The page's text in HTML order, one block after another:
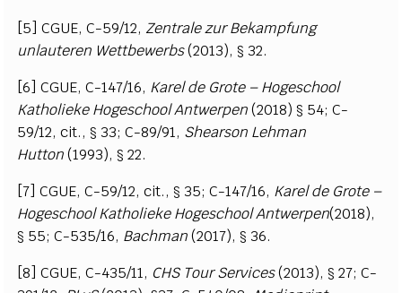
[5] CGUE, C-59/12, Zentrale zur Bekampfung
unlauteren Wettbewerbs(2013), § 32.
[6] CGUE, C-147/16, Karel de Grote – Hogeschool
Katholieke Hogeschool Antwerpen(2018) § 54; C-
59/12, cit., § 33; C-89/91, Shearson Lehman
Hutton(1993), § 22.
[7] CGUE, C-59/12, cit., § 35; C-147/16, Karel de Grote –
Hogeschool Katholieke Hogeschool Antwerpen(2018),
§ 55; C-535/16, Bachman(2017), § 36.
[8] CGUE, C-435/11, CHS Tour Services(2013), § 27; C-